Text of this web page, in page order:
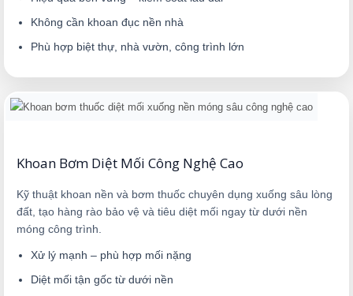
Không cần khoan đục nền nhà
Phù hợp biệt thự, nhà vườn, công trình lớn
Khoan Bơm Diệt Mối Công Nghệ Cao
Kỹ thuật khoan nền và bơm thuốc chuyên dụng xuống sâu lòng
đất, tạo hàng rào bảo vệ và tiêu diệt mối ngay từ dưới nền
móng công trình.
Xử lý mạnh – phù hợp mối nặng
Diệt mối tận gốc từ dưới nền